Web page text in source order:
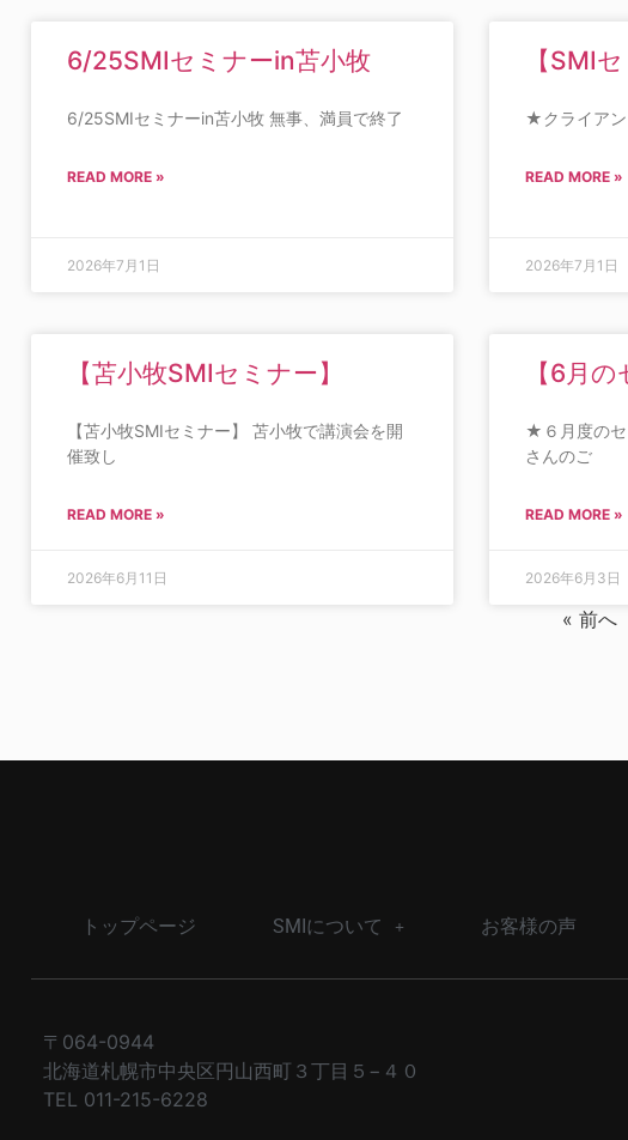
6/25SMIセミナーin苫小牧
6/25SMIセミナーin苫小牧 無事、満員で終了
READ MORE »
2026年7月1日
【SMI
★クライア
READ MORE »
2026年7月1日
【苫小牧SMIセミナー】
【苫小牧SMIセミナー】 苫小牧で講演会を開
催致し
READ MORE »
2026年6月11日
【6月
★６月度の
さんのご
READ MORE »
2026年6月3日
« 前へ
トップページ SMIについて お客様の声
〒064-0944
北海道札幌市中央区円山西町３丁目５−４０
TEL 011-215-6228